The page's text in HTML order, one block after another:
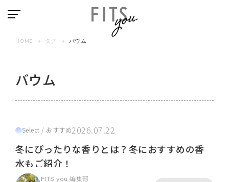
HOME タグ バウム
バウム
Select / おすすめ2026.07.22
冬にぴったりな香りとは？冬におすすめの香
水もご紹介！
FITS you.編集部